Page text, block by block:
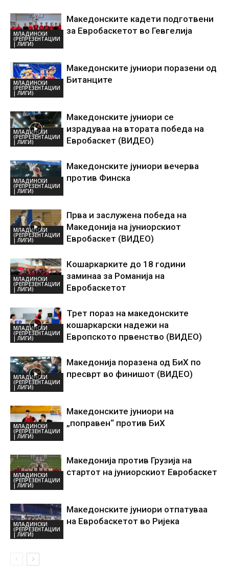
МЛАДИНСКИ
(РЕПРЕЗЕНТАЦИИ
| ЛИГИ)
Македонските кадети подготвени
за Евробаскетот во Гевгелија
МЛАДИНСКИ
(РЕПРЕЗЕНТАЦИИ
| ЛИГИ)
Македонските јуниори поразени од
Битанците
МЛАДИНСКИ
(РЕПРЕЗЕНТАЦИИ
| ЛИГИ)
Македонските јуниори се
израдуваа на втората победа на
Евробаскет (ВИДЕО)
МЛАДИНСКИ
(РЕПРЕЗЕНТАЦИИ
| ЛИГИ)
Македонските јуниори вечерва
против Финска
МЛАДИНСКИ
(РЕПРЕЗЕНТАЦИИ
| ЛИГИ)
Прва и заслужена победа на
Македонија на јуниорскиот
Евробаскет (ВИДЕО)
МЛАДИНСКИ
(РЕПРЕЗЕНТАЦИИ
| ЛИГИ)
Кошаркарките до 18 години
заминаа за Романија на
Евробаскетот
МЛАДИНСКИ
(РЕПРЕЗЕНТАЦИИ
| ЛИГИ)
Трет пораз на македонските
кошаркарски надежи на
Европското првенство (ВИДЕО)
МЛАДИНСКИ
(РЕПРЕЗЕНТАЦИИ
| ЛИГИ)
Македонија поразена од БиХ по
пресврт во финишот (ВИДЕО)
МЛАДИНСКИ
(РЕПРЕЗЕНТАЦИИ
| ЛИГИ)
Македонските јуниори на
„поправен“ против БиХ
МЛАДИНСКИ
(РЕПРЕЗЕНТАЦИИ
| ЛИГИ)
Македонија против Грузија на
стартот на јуниорскиот Евробаскет
МЛАДИНСКИ
(РЕПРЕЗЕНТАЦИИ
| ЛИГИ)
Македонските јуниори отпатуваа
на Евробаскетот во Ријека